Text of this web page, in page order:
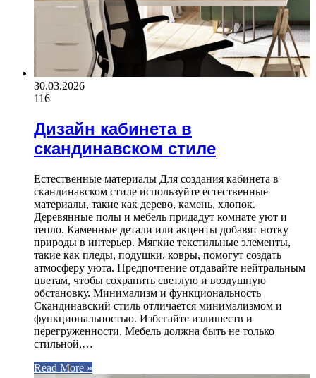
30.03.2026
116
Дизайн кабинета в
скандинавском стиле
Естественные материалы Для создания кабинета в
скандинавском стиле используйте естественные
материалы, такие как дерево, камень, хлопок.
Деревянные полы и мебель придадут комнате уют и
тепло. Каменные детали или акценты добавят нотку
природы в интерьер. Мягкие текстильные элементы,
такие как пледы, подушки, ковры, помогут создать
атмосферу уюта. Предпочтение отдавайте нейтральным
цветам, чтобы сохранить светлую и воздушную
обстановку. Минимализм и функциональность
Скандинавский стиль отличается минимализмом и
функциональностью. Избегайте излишеств и
перегруженности. Мебель должна быть не только
стильной,…
Read More »